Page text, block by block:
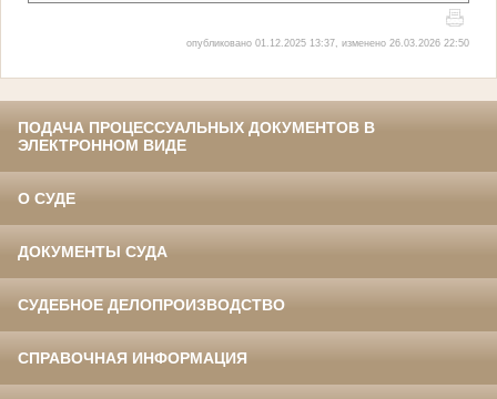
опубликовано 01.12.2025 13:37, изменено 26.03.2026 22:50
ПОДАЧА ПРОЦЕССУАЛЬНЫХ ДОКУМЕНТОВ В
ЭЛЕКТРОННОМ ВИДЕ
О СУДЕ
ДОКУМЕНТЫ СУДА
СУДЕБНОЕ ДЕЛОПРОИЗВОДСТВО
СПРАВОЧНАЯ ИНФОРМАЦИЯ